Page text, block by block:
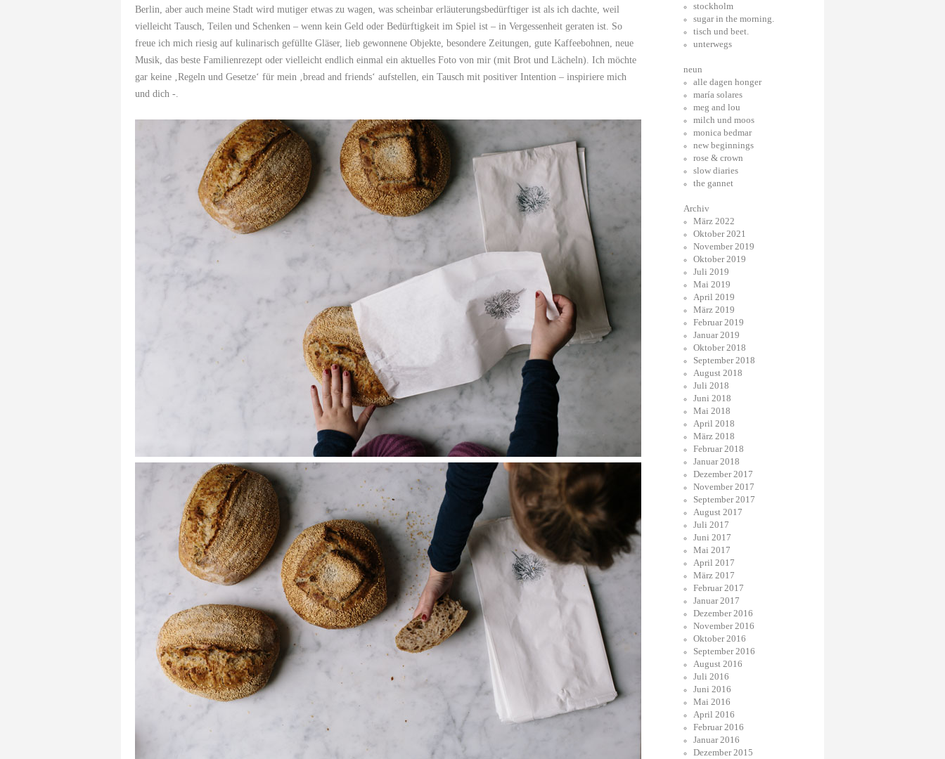
Berlin, aber auch meine Stadt wird mutiger etwas zu wagen, was scheinbar erläuterungsbedürftiger ist als ich dachte, weil
vielleicht Tausch, Teilen und Schenken – wenn kein Geld oder Bedürftigkeit im Spiel ist – in Vergessenheit geraten ist. So
freue ich mich riesig auf kulinarisch gefüllte Gläser, lieb gewonnene Objekte, besondere Zeitungen, gute Kaffeebohnen, neue
Musik, das beste Familienrezept oder vielleicht endlich einmal ein aktuelles Foto von mir (mit Brot und Lächeln). Ich möchte
gar keine ‚Regeln und Gesetze‘ für mein ‚bread and friends‘ aufstellen, ein Tausch mit positiver Intention – inspiriere mich
und dich -.
stockholm
sugar in the morning.
tisch und beet.
unterwegs
neun
alle dagen honger
maría solares
meg and lou
milch und moos
monica bedmar
new beginnings
rose & crown
slow diaries
the gannet
Archiv
März 2022
Oktober 2021
November 2019
Oktober 2019
Juli 2019
Mai 2019
April 2019
März 2019
Februar 2019
Januar 2019
Oktober 2018
September 2018
August 2018
Juli 2018
Juni 2018
Mai 2018
April 2018
März 2018
Februar 2018
Januar 2018
Dezember 2017
November 2017
September 2017
August 2017
Juli 2017
Juni 2017
Mai 2017
April 2017
März 2017
Februar 2017
Januar 2017
Dezember 2016
November 2016
Oktober 2016
September 2016
August 2016
Juli 2016
Juni 2016
Mai 2016
April 2016
Februar 2016
Januar 2016
Dezember 2015